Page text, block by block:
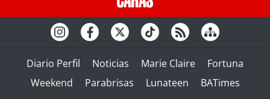
Diario Perfil Noticias Marie Claire
Fortuna
Weekend
Parabrisas Lunateen BATimes